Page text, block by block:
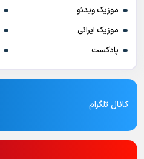
موزیک ویدئو
موزیک ایرانی
پادکست
کانال تلگرام